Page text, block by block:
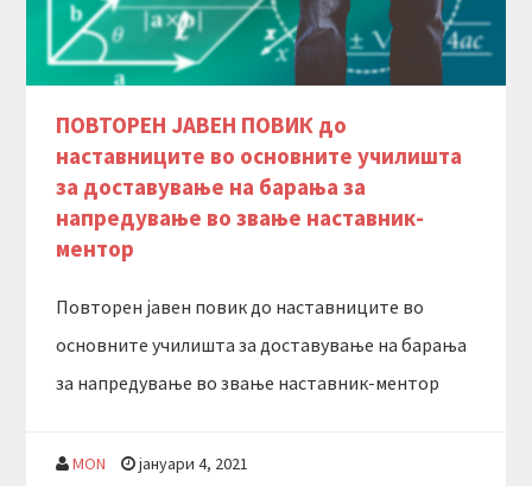
ПОВТОРЕН ЈАВЕН ПОВИК до
наставниците во основните училишта
за доставување на барања за
напредување во звање наставник-
ментор
Повторен јавен повик до наставниците во
основните училишта за доставување на барања
за напредување во звање наставник-ментор
MON јануари 4, 2021